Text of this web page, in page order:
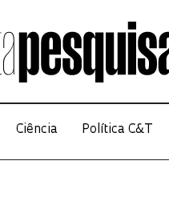
Ciência Política C&T